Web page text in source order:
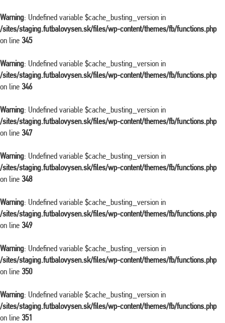
Warning: Undefined variable $cache_busting_version in
/sites/staging.futbalovysen.sk/files/wp-content/themes/fb/functions.php
on line 345
Warning: Undefined variable $cache_busting_version in
/sites/staging.futbalovysen.sk/files/wp-content/themes/fb/functions.php
on line 346
Warning: Undefined variable $cache_busting_version in
/sites/staging.futbalovysen.sk/files/wp-content/themes/fb/functions.php
on line 347
Warning: Undefined variable $cache_busting_version in
/sites/staging.futbalovysen.sk/files/wp-content/themes/fb/functions.php
on line 348
Warning: Undefined variable $cache_busting_version in
/sites/staging.futbalovysen.sk/files/wp-content/themes/fb/functions.php
on line 349
Warning: Undefined variable $cache_busting_version in
/sites/staging.futbalovysen.sk/files/wp-content/themes/fb/functions.php
on line 350
Warning: Undefined variable $cache_busting_version in
/sites/staging.futbalovysen.sk/files/wp-content/themes/fb/functions.php
on line 351